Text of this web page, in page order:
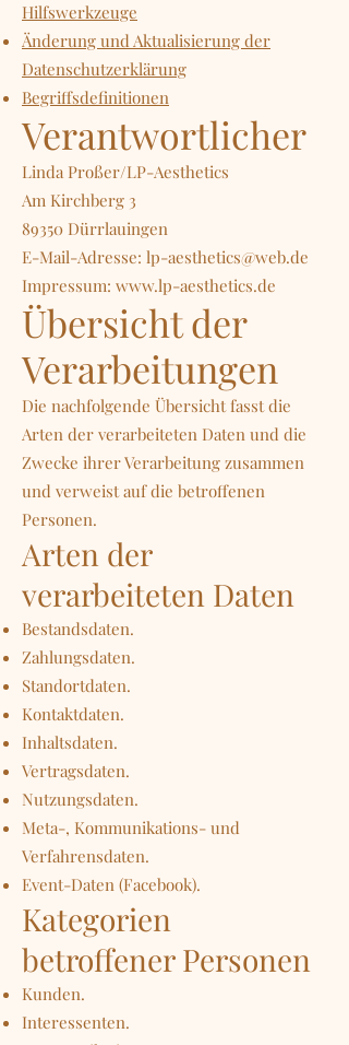
Hilfswerkzeuge
Änderung und Aktualisierung der
Datenschutzerklärung
Begriffsdefinitionen
Verantwortlicher
Linda Proßer/LP-Aesthetics
Am Kirchberg 3
89350 Dürrlauingen
E-Mail-Adresse: lp-aesthetics@web.de
Impressum: www.lp-aesthetics.de
Übersicht der
Verarbeitungen
Die nachfolgende Übersicht fasst die
Arten der verarbeiteten Daten und die
Zwecke ihrer Verarbeitung zusammen
und verweist auf die betroffenen
Personen.
Arten der
verarbeiteten Daten
Bestandsdaten.
Zahlungsdaten.
Standortdaten.
Kontaktdaten.
Inhaltsdaten.
Vertragsdaten.
Nutzungsdaten.
Meta-, Kommunikations- und
Verfahrensdaten.
Event-Daten (Facebook).
Kategorien
betroffener Personen
Kunden.
Interessenten.